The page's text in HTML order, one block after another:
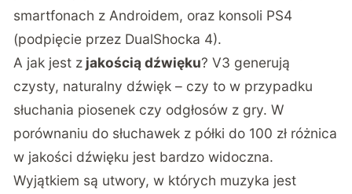
smartfonach z Androidem, oraz konsoli PS4
(podpięcie przez DualShocka 4).
A jak jest z jakością dźwięku? V3 generują
czysty, naturalny dźwięk – czy to w przypadku
słuchania piosenek czy odgłosów z gry. W
porównaniu do słuchawek z półki do 100 zł różnica
w jakości dźwięku jest bardzo widoczna.
Wyjątkiem są utwory, w których muzyka jest